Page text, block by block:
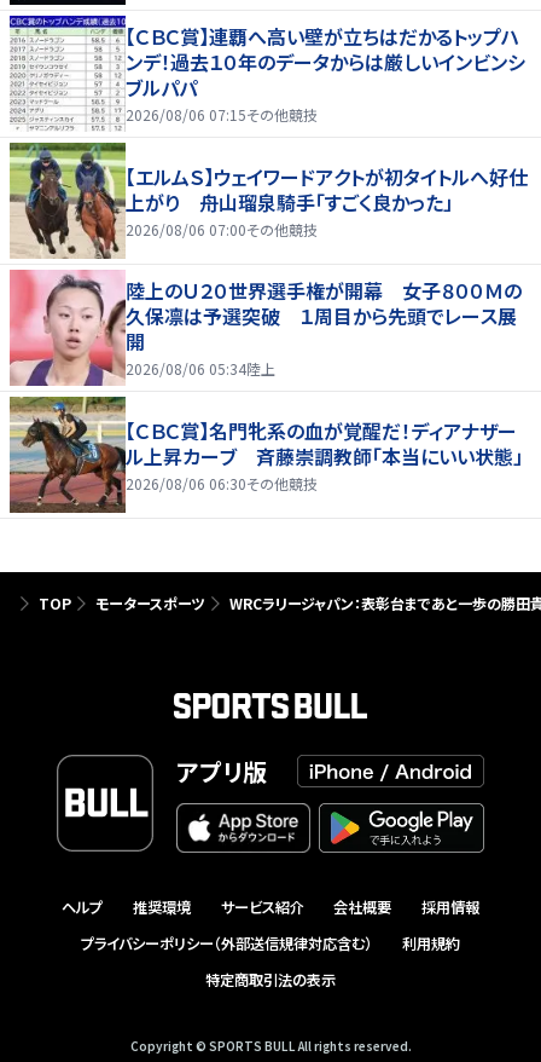
【ＣＢＣ賞】連覇へ高い壁が立ちはだかるトップハ
ンデ！過去１０年のデータからは厳しいインビンシ
ブルパパ
2026/08/06 07:15その他競技
【エルムＳ】ウェイワードアクトが初タイトルへ好仕
上がり 舟山瑠泉騎手「すごく良かった」
2026/08/06 07:00その他競技
陸上のＵ２０世界選手権が開幕 女子８００Ｍの
久保凛は予選突破 １周目から先頭でレース展
開
2026/08/06 05:34陸上
【ＣＢＣ賞】名門牝系の血が覚醒だ！ディアナザー
ル上昇カーブ 斉藤崇調教師「本当にいい状態」
2026/08/06 06:30その他競技
TOP モータースポーツ WRCラリージャパン：表彰台まであと一歩の勝田
アプリ版
ヘルプ 推奨環境 サービス紹介 会社概要
採用情報
プライバシーポリシー（外部送信規律対応含む）
利用規約
特定商取引法の表示
Copyright © SPORTS BULL All rights reserved.